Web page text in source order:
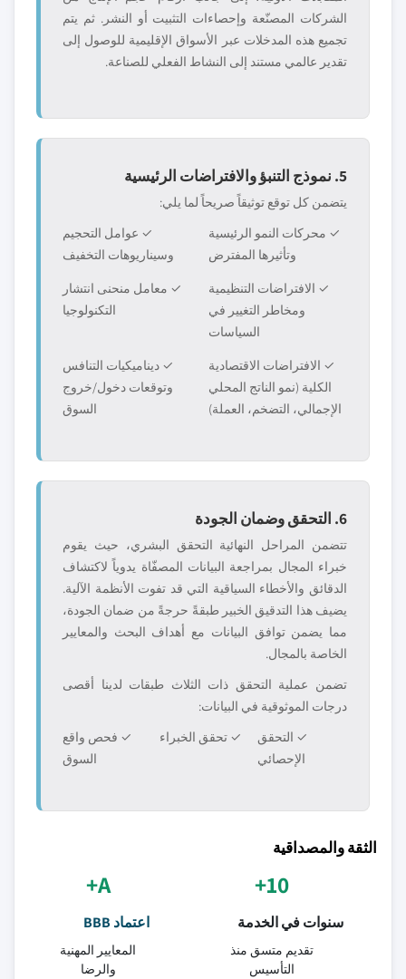
الشركات المصنّعة وإحصاءات التثبيت أو النشر. ثم يتم
تجميع هذه المدخلات عبر الأسواق الإقليمية للوصول إلى
تقدير عالمي مستند إلى النشاط الفعلي للصناعة.
5. نموذج التنبؤ والافتراضات الرئيسية
يتضمن كل توقع توثيقاً صريحاً لما يلي:
✓ محركات النمو الرئيسية
وتأثيرها المفترض
✓ عوامل التحجيم
وسيناريوهات التخفيف
✓ الافتراضات التنظيمية
ومخاطر التغيير في
السياسات
✓ معامل منحنى انتشار
التكنولوجيا
✓ الافتراضات الاقتصادية
الكلية (نمو الناتج المحلي
الإجمالي، التضخم، العملة)
✓ ديناميكيات التنافس
وتوقعات دخول/خروج
السوق
6. التحقق وضمان الجودة
تتضمن المراحل النهائية التحقق البشري، حيث يقوم
خبراء المجال بمراجعة البيانات المصفّاة يدوياً لاكتشاف
الدقائق والأخطاء السياقية التي قد تفوت الأنظمة الآلية.
يضيف هذا التدقيق الخبير طبقةً حرجةً من ضمان الجودة،
مما يضمن توافق البيانات مع أهداف البحث والمعايير
الخاصة بالمجال.
تضمن عملية التحقق ذات الثلاث طبقات لدينا أقصى
درجات الموثوقية في البيانات:
✓ التحقق
الإحصائي
✓ تحقق الخبراء
✓ فحص واقع
السوق
الثقة والمصداقية
10+
سنوات في الخدمة
تقديم متسق منذ
التأسيس
A+
اعتماد BBB
المعايير المهنية
والرضا